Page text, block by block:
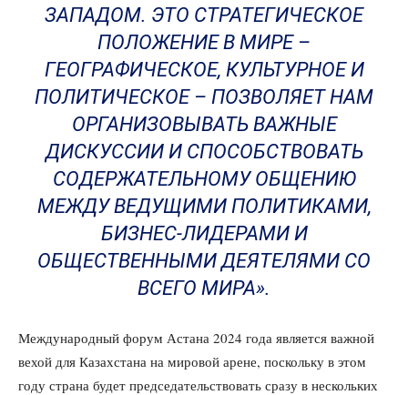
ЗАПАДОМ. ЭТО СТРАТЕГИЧЕСКОЕ
ПОЛОЖЕНИЕ В МИРЕ –
ГЕОГРАФИЧЕСКОЕ, КУЛЬТУРНОЕ И
ПОЛИТИЧЕСКОЕ – ПОЗВОЛЯЕТ НАМ
ОРГАНИЗОВЫВАТЬ ВАЖНЫЕ
ДИСКУССИИ И СПОСОБСТВОВАТЬ
СОДЕРЖАТЕЛЬНОМУ ОБЩЕНИЮ
МЕЖДУ ВЕДУЩИМИ ПОЛИТИКАМИ,
БИЗНЕС-ЛИДЕРАМИ И
ОБЩЕСТВЕННЫМИ ДЕЯТЕЛЯМИ СО
ВСЕГО МИРА».
Международный форум Астана 2024 года является важной
вехой для Казахстана на мировой арене, поскольку в этом
году страна будет председательствовать сразу в нескольких